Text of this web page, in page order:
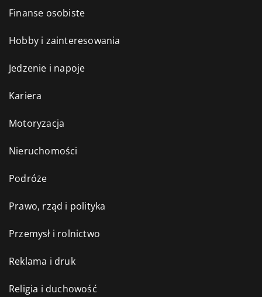
Finanse osobiste
Hobby i zainteresowania
Jedzenie i napoje
Kariera
Motoryzacja
Nieruchomości
Podróże
Prawo, rząd i polityka
Przemysł i rolnictwo
Reklama i druk
Religia i duchowość